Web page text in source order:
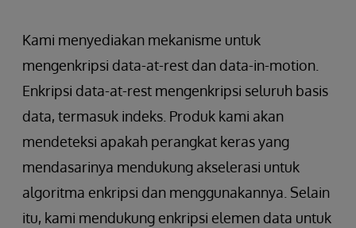
Kami menyediakan mekanisme untuk
mengenkripsi data-at-rest dan data-in-motion.
Enkripsi data-at-rest mengenkripsi seluruh basis
data, termasuk indeks. Produk kami akan
mendeteksi apakah perangkat keras yang
mendasarinya mendukung akselerasi untuk
algoritma enkripsi dan menggunakannya. Selain
itu, kami mendukung enkripsi elemen data untuk